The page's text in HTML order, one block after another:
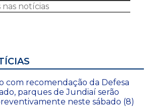
com recomendação da Defesa
parques de Jundiaí serão
neste sábado (8)